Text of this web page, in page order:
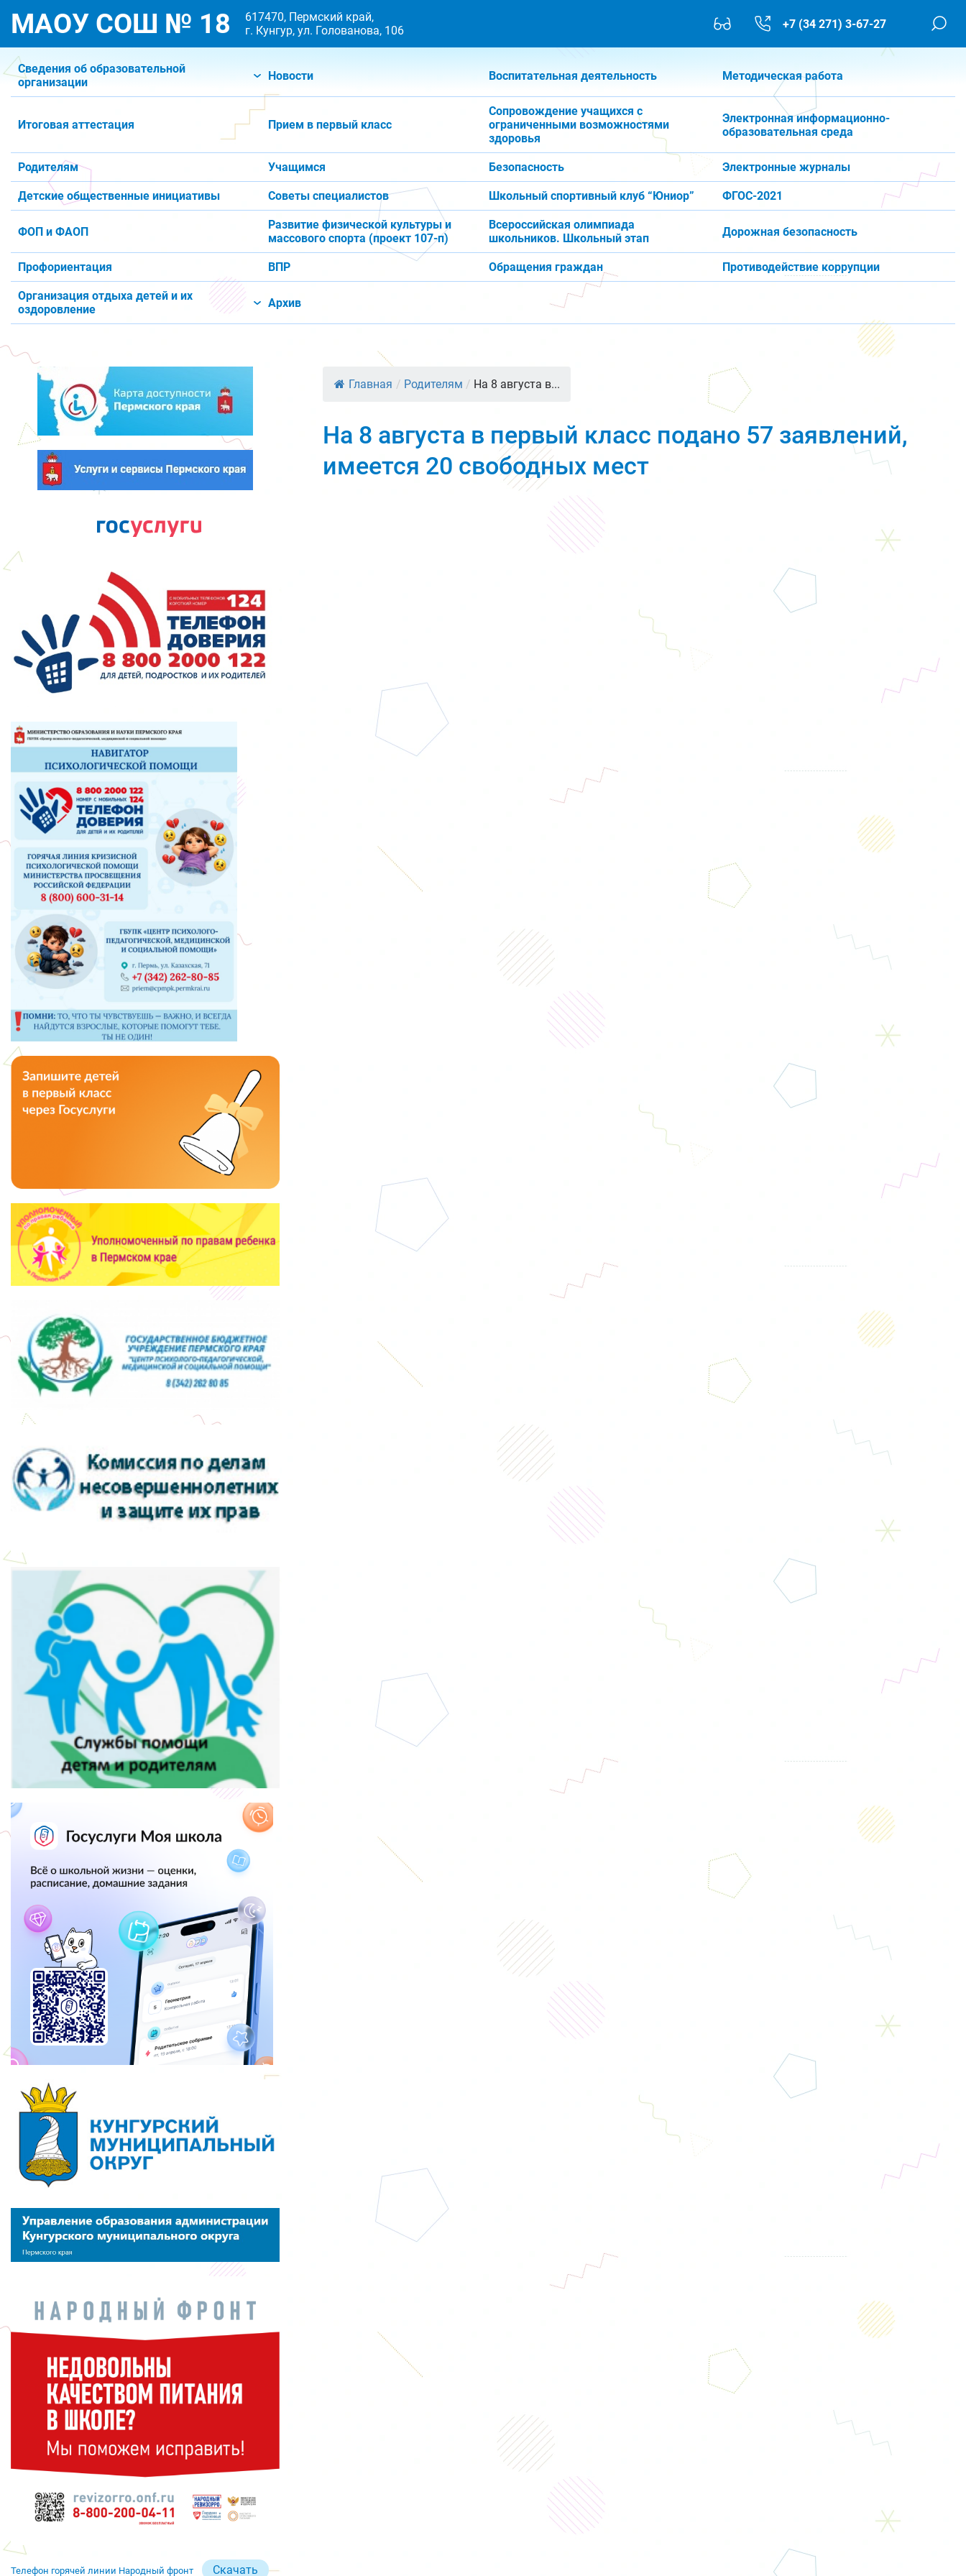
МАОУ СОШ № 18
617470, Пермский край,
г. Кунгур, ул. Голованова, 106
+7 (34 271) 3-67-27
Сведения об образовательной
организации
Новости Воспитательная деятельность Методическая работа
Итоговая аттестация Прием в первый класс
Сопровождение учащихся с
ограниченными возможностями
здоровья
Электронная информационно-
образовательная среда
Родителям Учащимся Безопасность Электронные журналы
Детские общественные инициативы Советы специалистов Школьный спортивный клуб “Юниор” ФГОС-2021
ФОП и ФАОП
Развитие физической культуры и
массового спорта (проект 107-п)
Всероссийская олимпиада
школьников. Школьный этап
Дорожная безопасность
Профориентация ВПР Обращения граждан Противодействие коррупции
Организация отдыха детей и их
оздоровление
Архив
Телефон горячей линии Народный фронт Скачать
Главная / Родителям / На 8 августа в...
На 8 августа в первый класс подано 57 заявлений,
имеется 20 свободных мест